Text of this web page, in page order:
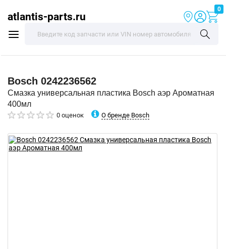
atlantis-parts.ru
0
Bosch 0242236562
Смазка универсальная пластика Bosch аэр Ароматная
400мл
0 оценок О бренде Bosch